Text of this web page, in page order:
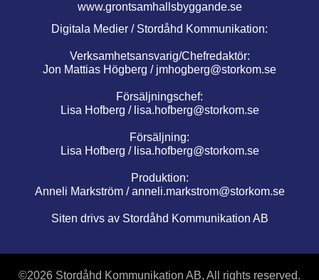
www.grontsamhallsbyggande.se
Digitala Medier / Stordåhd Kommunikation:
Verksamhetsansvarig/Chefredaktör:
Jon Mattias Högberg / jmhogberg@storkom.se
Försäljningschef:
Lisa Hofberg / lisa.hofberg@storkom.se
Försäljning:
Lisa Hofberg / lisa.hofberg@storkom.se
Produktion:
Anneli Markström /anneli.markstrom@storkom.se
Siten drivs av Stordåhd Kommunikation AB
©2026 Stordåhd Kommunikation AB, All rights reserved.